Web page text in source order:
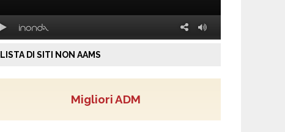
LISTA DI SITI NON AAMS
Migliori ADM